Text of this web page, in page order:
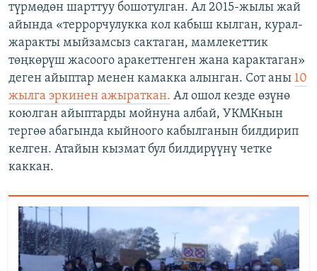
түрмөдөн шарттуу бошотулган. Ал 2015-жылы жай
айында «террорчулукка кол кабыш кылган, курал-
жаракты мыйзамсыз сактаган, мамлекеттик
төңкөрүш жасоого аракеттенген жана карактаган»
деген айыптар менен камакка алынган. Сот аны 10
жылга эркинен ажыраткан. Ал ошол кезде өзүнө
коюлган айыптарды мойнуна албай, УКМКнын
тергөө абагында кыйноого кабылганын билдирип
келген. Атайын кызмат бул билдирүүнү четке
каккан.